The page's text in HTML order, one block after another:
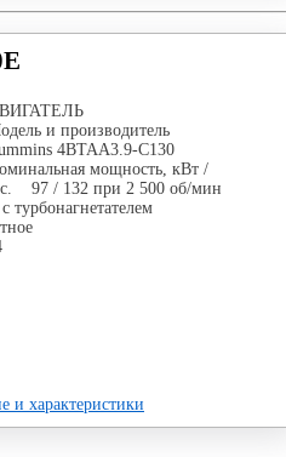
и производитель
4BTAA3.9-C130
мощность, кВт /
97 / 132 при 2 500 об/мин
и характеристики